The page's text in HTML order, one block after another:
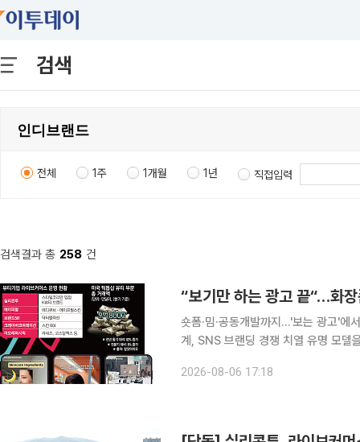
검색
전체 1주 1개월 1년 직접입력
검색결과 총 258 건
숏폼·밈·공동개발까지…'보는 광고'에
계, SNS 브랜딩 경쟁 치열 유명 모델을 앞세운 광고 영상과 신제품 사진을 일방적으로 게시하며 보
틱톡 챌린지와 밈(Meme) 콘텐츠, 인
2026-08-06 17:18